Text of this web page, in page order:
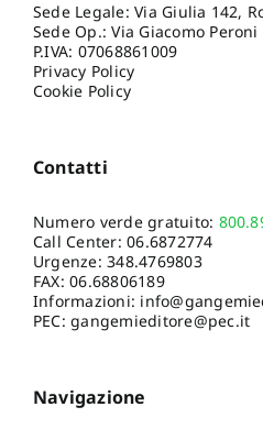
Sede Legale: Via Giulia 142,
Sede Op.: Via Giacomo Peroni
P.IVA: 07068861009
Privacy Policy
Cookie Policy
Contatti
Numero verde gratuito:
Call Center:06.6872774
Urgenze:348.4769803
FAX: 06.68806189
Informazioni:
PEC: gangemieditore@pec.it
Navigazione